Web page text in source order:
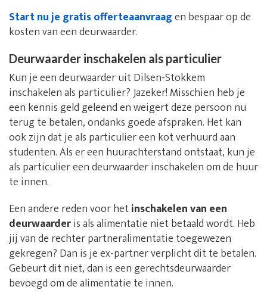
Start nu je gratis offerteaanvraagen bespaar op de
kosten van een deurwaarder.
Deurwaarder inschakelen als particulier
Kun je een deurwaarder uit Dilsen-Stokkem
inschakelen als particulier? Jazeker! Misschien heb je
een kennis geld geleend en weigert deze persoon nu
terug te betalen, ondanks goede afspraken. Het kan
ook zijn dat je als particulier een kot verhuurd aan
studenten. Als er een huurachterstand ontstaat, kun je
als particulier een deurwaarder inschakelen om de huur
te innen.
Een andere reden voor hetinschakelen van een
deurwaarderis als alimentatie niet betaald wordt. Heb
jij van de rechter partneralimentatie toegewezen
gekregen? Dan is je ex-partner verplicht dit te betalen.
Gebeurt dit niet, dan is een gerechtsdeurwaarder
bevoegd om de alimentatie te innen.